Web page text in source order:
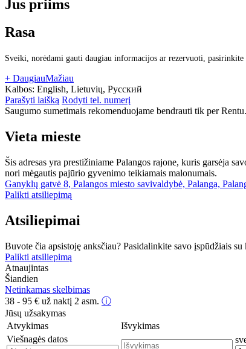
Jus priims
Rasa
Sveiki, norėdami gauti daugiau informacijos ar rezervuoti,
+ DaugiauMažiau
Kalbos: English, Lietuvių, Русский
Parašyti laišką Rodyti tel. numerį
Saugumo sumetimais rekomenduojame bendrauti tik per
Vieta mieste
Šis adresas yra prestižiniame Palangos rajone, kuris garsėja
nori mėgautis pajūrio gyvenimo teikiamais malonumais.
Ganyklų gatvė 8, Palangos miesto savivaldybė, Palanga,
Palikti atsiliepimą
Atsiliepimai
Buvote čia apsistoję anksčiau? Pasidalinkite savo įspūdžiais su
Palikti atsiliepimą
Atnaujintas
Šiandien
Netinkamas skelbimas
38 - 95 € už naktį 2 asm. ⓘ
Jūsų užsakymas
Atvykimas
Išvykimas
Viešnagės datos